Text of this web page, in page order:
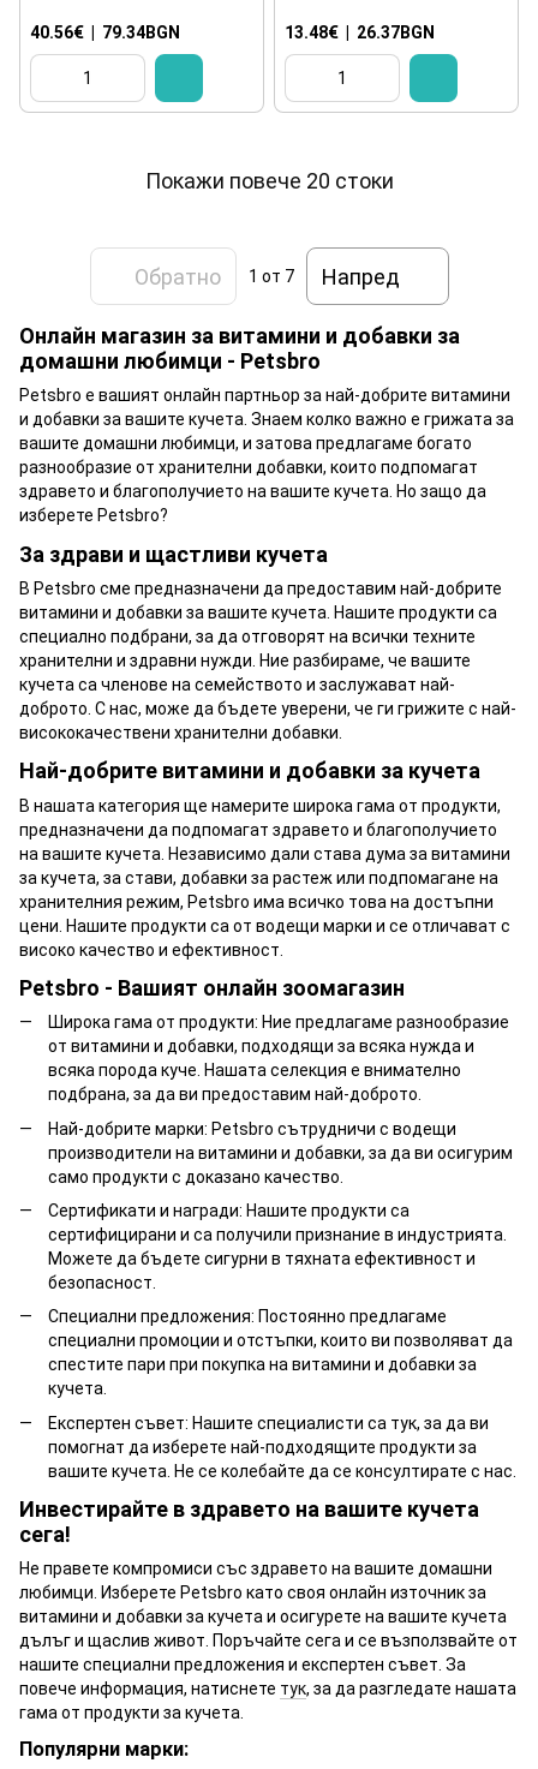
40.56€ 79.34BGN 13.48€ 26.37BGN
Покажи повече 20 стоки
Обратно 1 от 7 Напред
Онлайн магазин за витамини и добавки за
домашни любимци - Petsbro
Petsbro е вашият онлайн партньор за най-добрите витамини
и добавки за вашите кучета. Знаем колко важно е грижата за
вашите домашни любимци, и затова предлагаме богато
разнообразие от хранителни добавки, които подпомагат
здравето и благополучието на вашите кучета. Но защо да
изберете Petsbro?
За здрави и щастливи кучета
В Petsbro сме предназначени да предоставим най-добрите
витамини и добавки за вашите кучета. Нашите продукти са
специално подбрани, за да отговорят на всички техните
хранителни и здравни нужди. Ние разбираме, че вашите
кучета са членове на семейството и заслужават най-
доброто. С нас, може да бъдете уверени, че ги грижите с най-
висококачествени хранителни добавки.
Най-добрите витамини и добавки за кучета
В нашата категория ще намерите широка гама от продукти,
предназначени да подпомагат здравето и благополучието
на вашите кучета. Независимо дали става дума за витамини
за кучета, за стави, добавки за растеж или подпомагане на
хранителния режим, Petsbro има всичко това на достъпни
цени. Нашите продукти са от водещи марки и се отличават с
високо качество и ефективност.
Petsbro - Вашият онлайн зоомагазин
Широка гама от продукти: Ние предлагаме разнообразие
от витамини и добавки, подходящи за всяка нужда и
всяка порода куче. Нашата селекция е внимателно
подбрана, за да ви предоставим най-доброто.
Най-добрите марки: Petsbro сътрудничи с водещи
производители на витамини и добавки, за да ви осигурим
само продукти с доказано качество.
Сертификати и награди: Нашите продукти са
сертифицирани и са получили признание в индустрията.
Можете да бъдете сигурни в тяхната ефективност и
безопасност.
Специални предложения: Постоянно предлагаме
специални промоции и отстъпки, които ви позволяват да
спестите пари при покупка на витамини и добавки за
кучета.
Експертен съвет: Нашите специалисти са тук, за да ви
помогнат да изберете най-подходящите продукти за
вашите кучета. Не се колебайте да се консултирате с нас.
Инвестирайте в здравето на вашите кучета
сега!
Не правете компромиси със здравето на вашите домашни
любимци. Изберете Petsbro като своя онлайн източник за
витамини и добавки за кучета и осигурете на вашите кучета
дълъг и щаслив живот. Поръчайте сега и се възползвайте от
нашите специални предложения и експертен съвет. За
повече информация, натиснете тук, за да разгледате нашата
гама от продукти за кучета.
Популярни марки: